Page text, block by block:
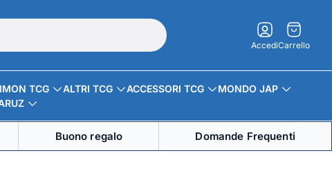
Accedi
Carrello.
Carrello
TCG ALTRI TCG ACCESSORI TCG
MONDO JAP
Buono regalo Domande Frequenti